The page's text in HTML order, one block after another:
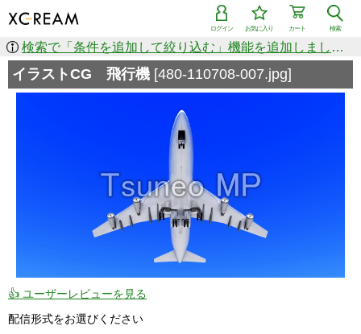
検索
カート
お気に入り
ログイン
検索で「条件を追加して絞り込む」機能を追加しました！
イラストCG 飛行機 [480-110708-007.jpg]
👍 ユーザーレビューを見る
配信形式をお選びください